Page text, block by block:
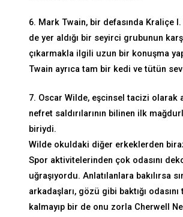
6. Mark Twain, bir defasında Kraliçe I.
de yer aldığı bir seyirci grubunun
çıkarmakla ilgili uzun bir konuşma
Twain ayrıca tam bir kedi ve tütün
7. Oscar Wilde, eşcinsel tacizi olarak
nefret saldırılarının bilinen ilk
biriydi.
Wilde okuldaki diğer erkeklerden
Spor aktivitelerinden çok odasını
uğraşıyordu. Anlatılanlara bakılırsa
arkadaşları, gözü gibi baktığı
kalmayıp bir de onu zorla Cherwell